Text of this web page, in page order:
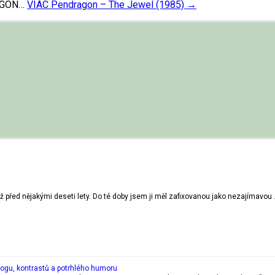
VIAC Pendragon ‎– The Jewel (1985) →
před nějakými deseti lety. Do té doby jsem ji měl zafixovanou jako nezajímavou
kontrastů a potrhlého humoru